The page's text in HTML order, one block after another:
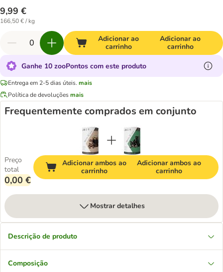
9,99 €
166,50 € / kg
Adicionar ao
carrinho
Adicionar ao
carrinho
Ganhe 10 zooPontos com este produto
Entrega em 2-5 dias úteis. mais
Política de devoluçõesmais
Frequentemente comprados em conjunto
Preço
total
0,00 €
Adicionar ambos ao
carrinho
Adicionar ambos ao
carrinho
Mostrar detalhes
Descrição de produto
Composição